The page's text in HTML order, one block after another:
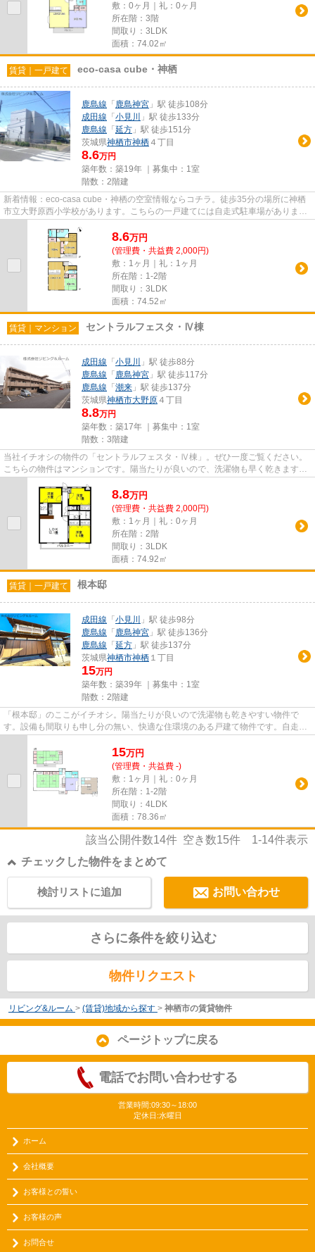
敷：0ヶ月｜礼：0ヶ月
所在階：3階
間取り：3LDK
面積：74.02㎡
賃貸｜一戸建て eco-casa cube・神栖
鹿島線 「 鹿島神宮 」駅 徒歩108分
成田線 「 小見川
」駅 徒歩133分
鹿島線 「 延方 」駅 徒歩151分
茨城県神栖市神栖 ４丁目
8.6万円
築年数：築19年 ｜募集中： 1室
階数：2階建
新着情報：eco-casa cube・神栖の空室情報ならコチラ。徒歩35分の場所に神栖
市立大野原西小学校があります。こちらの一戸建てには自走式駐車場がありま
8.6万円
(管理費・共益費 2,000円)
敷：1ヶ月｜礼：1ヶ月
所在階：1-2階
間取り：3LDK
面積：74.52㎡
賃貸｜マンション セントラルフェスタ・Ⅳ棟
成田線 「 小見川
」駅 徒歩88分
鹿島線 「 鹿島神宮 」駅 徒歩117分
鹿島線 「 潮来 」駅 徒歩137分
茨城県神栖市大野原 ４丁目
8.8万円
築年数：築17年 ｜募集中： 1室
階数：3階建
当社イチオシの物件の「セントラルフェスタ・Ⅳ棟」。ぜひ一度ご覧ください。
こちらの物件はマンションです。陽当たりが良いので、洗濯物も早く乾きます。
眺めの良い物件です。こちら神...
8.8万円
(管理費・共益費 2,000円)
敷：1ヶ月｜礼：0ヶ月
所在階：2階
間取り：3LDK
面積：74.92㎡
賃貸｜一戸建て 根本邸
成田線 「 小見川
」駅 徒歩98分
鹿島線 「 鹿島神宮 」駅 徒歩136分
鹿島線 「 延方 」駅 徒歩137分
茨城県神栖市神栖 １丁目
15万円
築年数：築39年 ｜募集中： 1室
階数：2階建
「根本邸」のここがイチオシ。陽当たりが良いので洗濯物も乾きやすい物件で
す。設備も間取りも申し分の無い、快適な住環境のある戸建て物件です。自走式
15万円
(管理費・共益費 -)
敷：1ヶ月｜礼：0ヶ月
所在階：1-2階
間取り：4LDK
面積：78.36㎡
該当公開件数14件 空き数15件 1-14件表示
チェックした物件をまとめて
お問い合わせ
検討リストに追加
さらに条件を絞り込む
物件リクエスト
リビング&ルーム > (賃貸)地域から探す > 神栖市の賃貸物件
ページトップに戻る
電話でお問い合わせする
営業時間:09:30～18:00
定休日:水曜日
ホーム
会社概要
お客様との誓い
お客様の声
お問合せ